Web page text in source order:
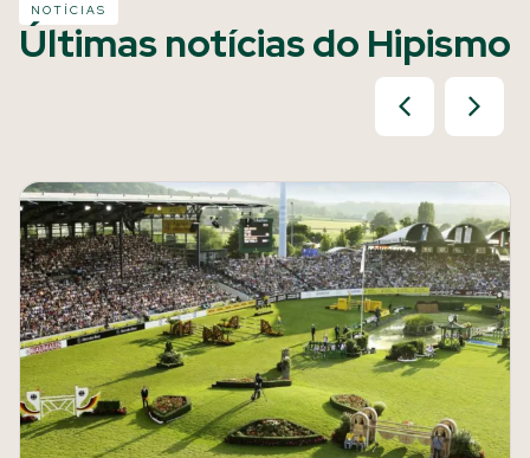
NOTÍCIAS
Últimas notícias do Hipismo